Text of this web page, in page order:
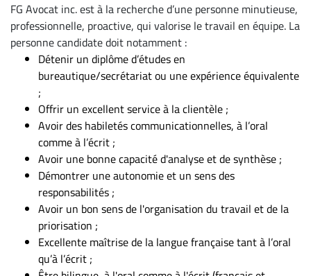
FG Avocat inc. est à la recherche d’une personne minutieuse,
professionnelle, proactive, qui valorise le travail en équipe. La
personne candidate doit notamment :
Détenir un diplôme d’études en
bureautique/secrétariat ou une expérience équivalente
;
Offrir un excellent service à la clientèle ;
Avoir des habiletés communicationnelles, à l’oral
comme à l’écrit ;
Avoir une bonne capacité d'analyse et de synthèse ;
Démontrer une autonomie et un sens des
responsabilités ;
Avoir un bon sens de l'organisation du travail et de la
priorisation ;
Excellente maîtrise de la langue française tant à l’oral
qu’à l’écrit ;